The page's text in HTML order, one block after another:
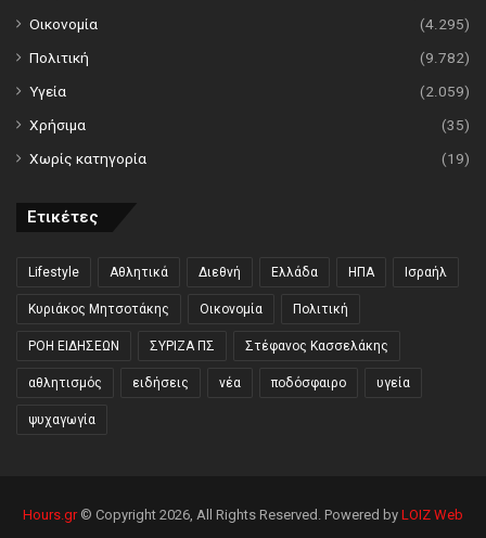
Οικονομία
(4.295)
Πολιτική
(9.782)
Υγεία
(2.059)
Χρήσιμα
(35)
Χωρίς κατηγορία
(19)
Ετικέτες
Lifestyle Αθλητικά Διεθνή Ελλάδα ΗΠΑ Ισραήλ
Κυριάκος Μητσοτάκης Οικονομία Πολιτική
ΡΟΗ ΕΙΔΗΣΕΩΝ ΣΥΡΙΖΑ ΠΣ Στέφανος Κασσελάκης
αθλητισμός ειδήσεις νέα ποδόσφαιρο υγεία
ψυχαγωγία
Hours.gr© Copyright 2026, All Rights Reserved. Powered by LOIZ Web